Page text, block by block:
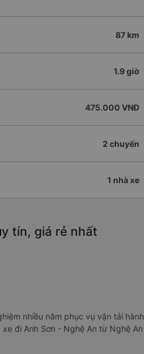
87 km
1.9 giờ
475.000 VNĐ
2 chuyến
1 nhà xe
tín, giá rẻ nhất
nhiều năm phục vụ vận tải hành
đi Anh Sơn - Nghệ An từ Nghệ An